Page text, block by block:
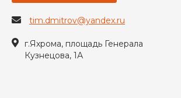
tim.dmitrov@yandex.ru
г.Яхрома, площадь Генерала
Кузнецова, 1А